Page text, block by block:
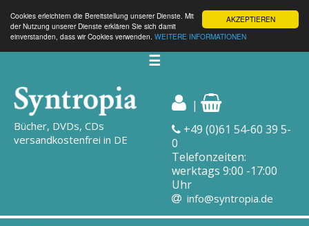
AKZEPTIEREN
Cookies erleichtern die Bereitstellung unserer Dienste. Mit
der Nutzung unserer Dienste erklären Sie sich damit
einverstanden, dass wir Cookies verwenden. WEITERE INFORMATIONEN
☰
Bücher, DVDs, CDs
versandkostenfrei in DE
|
+49 (0)61 54-60 39 5-
0
Telefonzeiten:
werktags 9:00 -17:00
Uhr
info@syntropia.de